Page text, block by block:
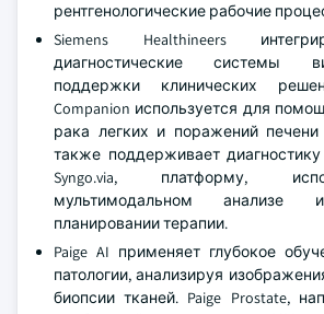
рентгенологические рабочие
Siemens Healthineers
диагностические системы
поддержки клинических
Companion используется для
рака легких и поражений
также поддерживает
Syngo.via, платформу,
мультимодальном анализе
планировании терапии.
Paige AI применяет глубокое
патологии, анализируя
биопсии тканей. Paige Prostate,